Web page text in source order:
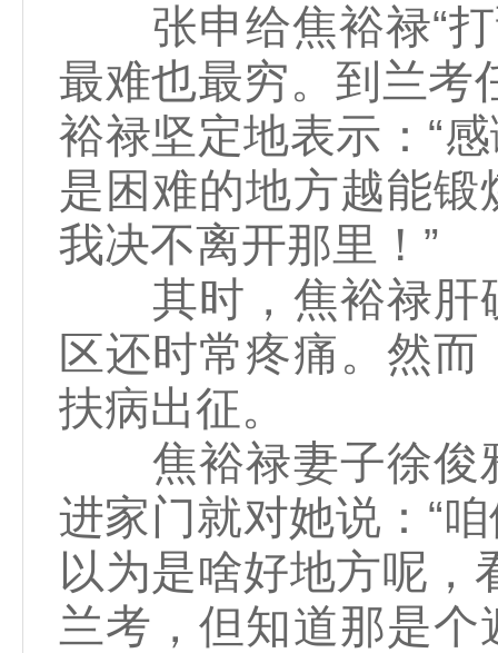
张申给焦裕禄“打
最难也最穷。到兰考
裕禄坚定地表示：“
是困难的地方越能
我决不离开那里！”
其时，焦裕禄肝
区还时常疼痛。然
扶病出征。
焦裕禄妻子徐俊
进家门就对她说：“咱
以为是啥好地方呢，
兰考，但知道那是